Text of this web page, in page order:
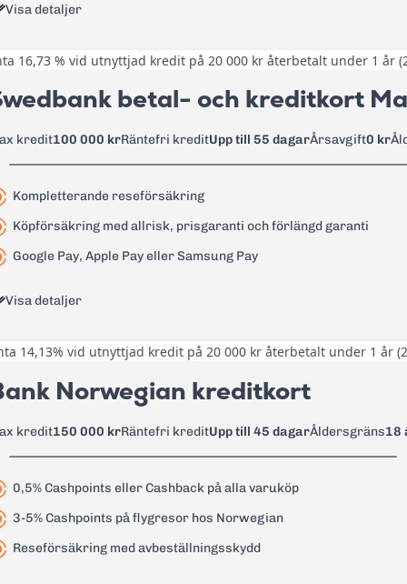
1,75 % på valutakursen
60 kr
Läs mer om Remember Flex →
Visa detaljer
Rabatterad valutakurs på 1 % vid
Kompletterande reseförsäkring
225 kr
14,75% - 19,27%
Sverige: 2 % lägst 40 SEK
29 kr
0%
125 kr
Läs mer om FOREX Kreditkort
16,73 % vid utnyttjad kredit på 20 000 kr återbetalt under 1 år
betal- och kreditkort
kredit100 000 krRäntefri kreditUpp till 55 dagarÅrsavgift0 kr
Kompletterande reseförsäkring
Köpförsäkring med allrisk, prisgaranti och förlängd garanti
Google Pay, Apple Pay eller Samsung Pay
Visa detaljer
Kompletterande reseförsäkring
14,25%
3 %, lägst 45 kr
3 %, lägst 45 kr
14,13% vid utnyttjad kredit på 20 000 kr återbetalt under 1 år
Norwegian kreditkort
kredit150 000 krRäntefri kreditUpp till 45 dagarÅldersgräns18
0,5% Cashpoints eller Cashback på alla varuköp
3-5% Cashpoints på flygresor hos Norwegian
Reseförsäkring med avbeställningsskydd